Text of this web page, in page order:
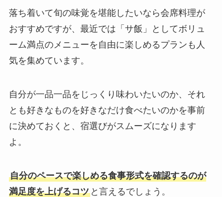
落ち着いて旬の味覚を堪能したいなら会席料理が
おすすめですが、最近では「サ飯」としてボリュ
ーム満点のメニューを自由に楽しめるプランも人
気を集めています。
自分が一品一品をじっくり味わいたいのか、それ
とも好きなものを好きなだけ食べたいのかを事前
に決めておくと、宿選びがスムーズになります
よ。
自分のペースで楽しめる食事形式を確認するのが
満足度を上げるコツと言えるでしょう。